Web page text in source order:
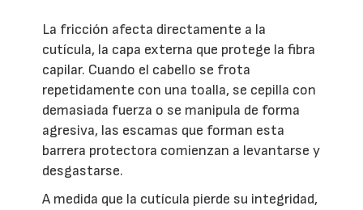
La fricción afecta directamente a la
cutícula, la capa externa que protege la fibra
capilar. Cuando el cabello se frota
repetidamente con una toalla, se cepilla con
demasiada fuerza o se manipula de forma
agresiva, las escamas que forman esta
barrera protectora comienzan a levantarse y
desgastarse.
A medida que la cutícula pierde su integridad,